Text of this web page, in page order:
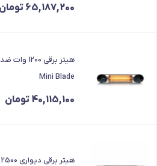
65,187,200 تومان
هیتر برقی
Mini Blade
40,115,100 تومان
هیتر برقی دیواری 2500 وات لوترا مدل CH2500RW